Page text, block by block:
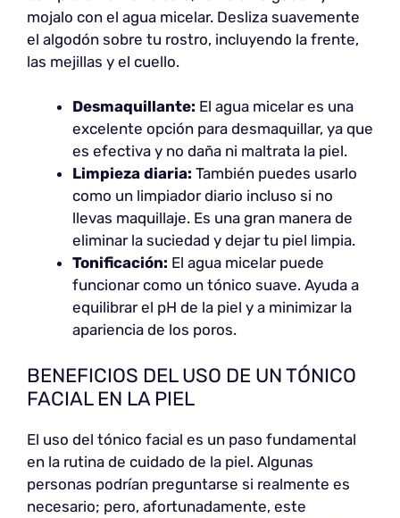
mojalo con el agua micelar. Desliza suavemente
el algodón sobre tu rostro, incluyendo la frente,
las mejillas y el cuello.
Desmaquillante: El agua micelar es una
excelente opción para desmaquillar, ya que
es efectiva y no daña ni maltrata la piel.
Limpieza diaria: También puedes usarlo
como un limpiador diario incluso si no
llevas maquillaje. Es una gran manera de
eliminar la suciedad y dejar tu piel limpia.
Tonificación: El agua micelar puede
funcionar como un tónico suave. Ayuda a
equilibrar el pH de la piel y a minimizar la
apariencia de los poros.
BENEFICIOS DEL USO DE UN TÓNICO
FACIAL EN LA PIEL
El uso del tónico facial es un paso fundamental
en la rutina de cuidado de la piel. Algunas
personas podrían preguntarse si realmente es
necesario; pero, afortunadamente, este